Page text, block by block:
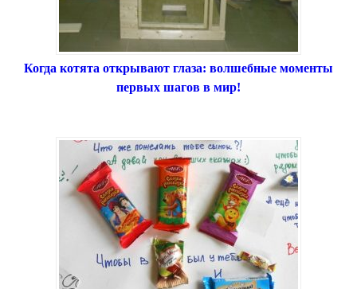
Когда котята открывают глаза: волшебные моменты
первых шагов в мир!